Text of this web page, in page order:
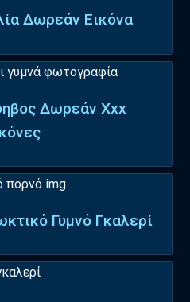
Δωρεάν Εικόνα
Δωρεάν Xxx
Γυμνό Γκαλερί